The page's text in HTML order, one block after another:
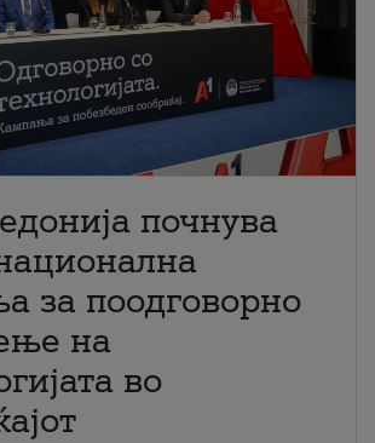
почнува
за поодговорно
на
во